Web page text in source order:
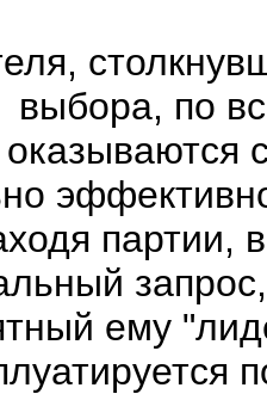
выбора, по
оказываются
партии,
ему